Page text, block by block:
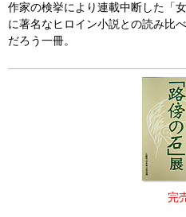
作家の検挙により連載中断した「
に著名なヒロイン小説との読み比
だろう一冊。
完